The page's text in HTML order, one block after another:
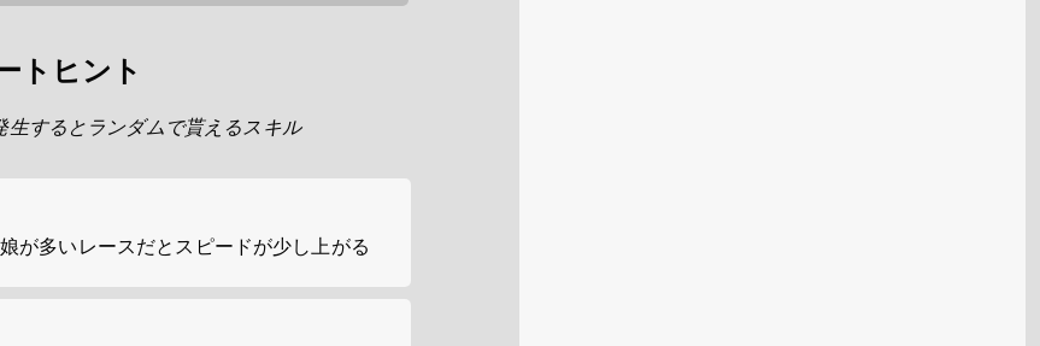
トヒント
生するとランダムで貰えるスキル
が多いレースだとスピードが少し上がる